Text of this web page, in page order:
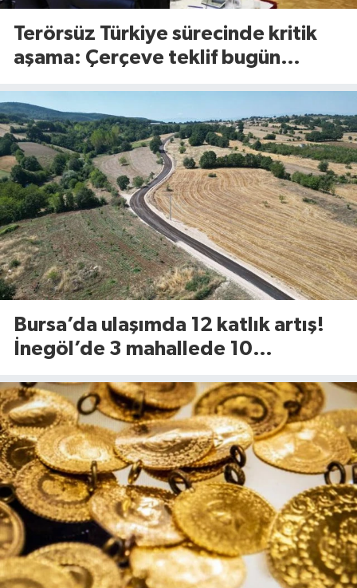
Terörsüz Türkiye sürecinde kritik
aşama: Çerçeve teklif bugün
Bursa’da ulaşımda 12 katlık artış!
İnegöl’de 3 mahallede 10